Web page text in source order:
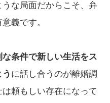
な局面だからこそ、弁
義です。
な条件で新しい生活をス
に話し合うのが離婚調
頼もしい存在になって